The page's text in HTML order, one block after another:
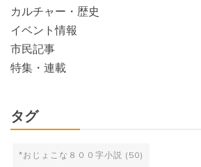
カルチャー・歴史
イベント情報
市民記事
特集・連載
タグ
*おじょこな８００字小説 (50)